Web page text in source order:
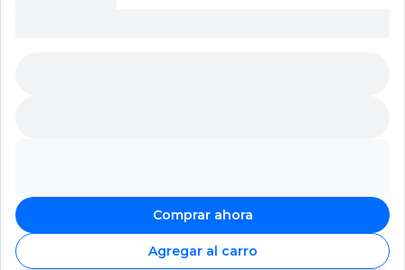
Comprar ahora
Agregar al carro